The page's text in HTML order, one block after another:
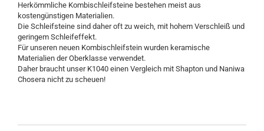
Herkömmliche Kombischleifsteine bestehen meist aus
kostengünstigen Materialien.
Die Schleifsteine sind daher oft zu weich, mit hohem Verschleiß und
geringem Schleifeffekt.
Für unseren neuen Kombischleifstein wurden keramische
Materialien der Oberklasse verwendet.
Daher braucht unser K1040 einen Vergleich mit Shapton und Naniwa
Chosera nicht zu scheuen!